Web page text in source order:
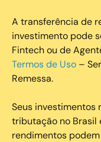
A transferência de
investimento pode
Fintech ou de
Termos de Uso –
Remessa.
Seus investimentos
tributação no Brasil
rendimentos